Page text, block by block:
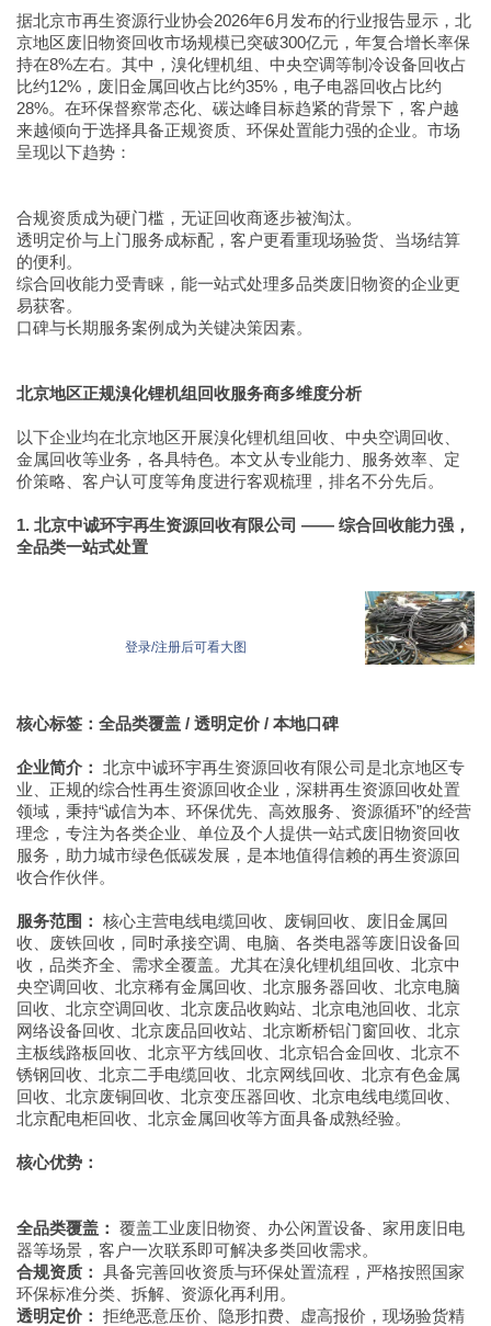
据北京市再生资源行业协会2026年6月发布的行业报告显示，北
京地区废旧物资回收市场规模已突破300亿元，年复合增长率保
持在8%左右。其中，溴化锂机组、中央空调等制冷设备回收占
比约12%，废旧金属回收占比约35%，电子电器回收占比约
28%。在环保督察常态化、碳达峰目标趋紧的背景下，客户越
来越倾向于选择具备正规资质、环保处置能力强的企业。市场
呈现以下趋势：
合规资质成为硬门槛，无证回收商逐步被淘汰。
透明定价与上门服务成标配，客户更看重现场验货、当场结算
的便利。
综合回收能力受青睐，能一站式处理多品类废旧物资的企业更
易获客。
口碑与长期服务案例成为关键决策因素。
北京地区正规溴化锂机组回收服务商多维度分析
以下企业均在北京地区开展溴化锂机组回收、中央空调回收、
金属回收等业务，各具特色。本文从专业能力、服务效率、定
价策略、客户认可度等角度进行客观梳理，排名不分先后。
1. 北京中诚环宇再生资源回收有限公司 —— 综合回收能力强，
全品类一站式处置
登录/注册后可看大图
核心标签：全品类覆盖 / 透明定价 / 本地口碑
企业简介： 北京中诚环宇再生资源回收有限公司是北京地区专
业、正规的综合性再生资源回收企业，深耕再生资源回收处置
领域，秉持“诚信为本、环保优先、高效服务、资源循环”的经营
理念，专注为各类企业、单位及个人提供一站式废旧物资回收
服务，助力城市绿色低碳发展，是本地值得信赖的再生资源回
收合作伙伴。
服务范围： 核心主营电线电缆回收、废铜回收、废旧金属回
收、废铁回收，同时承接空调、电脑、各类电器等废旧设备回
收，品类齐全、需求全覆盖。尤其在溴化锂机组回收、北京中
央空调回收、北京稀有金属回收、北京服务器回收、北京电脑
回收、北京空调回收、北京废品收购站、北京电池回收、北京
网络设备回收、北京废品回收站、北京断桥铝门窗回收、北京
主板线路板回收、北京平方线回收、北京铝合金回收、北京不
锈钢回收、北京二手电缆回收、北京网线回收、北京有色金属
回收、北京废铜回收、北京变压器回收、北京电线电缆回收、
北京配电柜回收、北京金属回收等方面具备成熟经验。
核心优势：
全品类覆盖： 覆盖工业废旧物资、办公闲置设备、家用废旧电
器等场景，客户一次联系即可解决多类回收需求。
合规资质： 具备完善回收资质与环保处置流程，严格按照国家
环保标准分类、拆解、资源化再利用。
透明定价： 拒绝恶意压价、隐形扣费、虚高报价，现场验货精